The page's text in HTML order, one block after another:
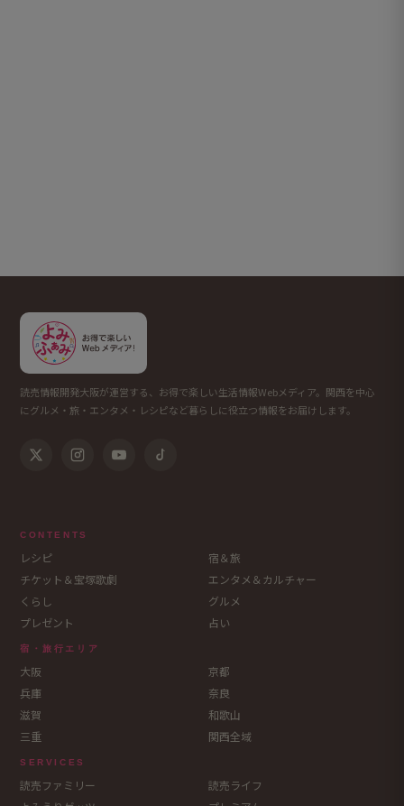
読売情報開発大阪が運営する、お得で楽しい生活情報Webメディア。関西を中心
にグルメ・旅・エンタメ・レシピなど暮らしに役立つ情報をお届けします。
CONTENTS
レシピ
宿＆旅
チケット＆宝塚歌劇
エンタメ＆カルチャー
くらし
グルメ
プレゼント
占い
宿・旅行エリア
大阪
京都
兵庫
奈良
滋賀
和歌山
三重
関西全域
SERVICES
読売ファミリー
読売ライフ